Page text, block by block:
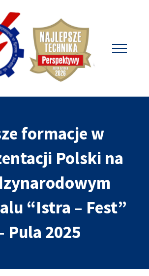
formacje w
Polski na
“Istra – Fest”
Pula 2025